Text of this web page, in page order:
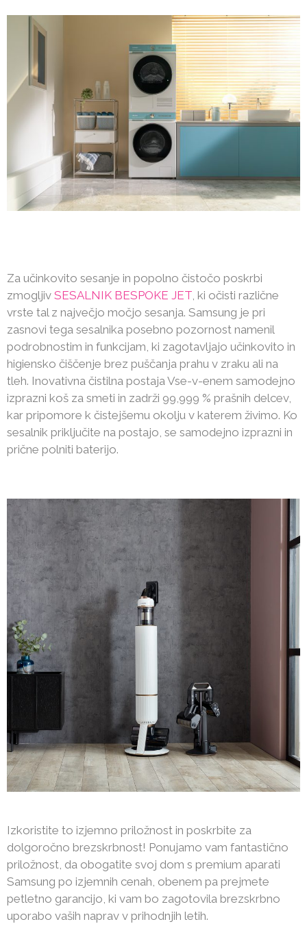
Za učinkovito sesanje in popolno čistočo poskrbi
zmogljiv SESALNIK BESPOKE JET , ki očisti različne
vrste tal z največjo močjo sesanja. Samsung je pri
zasnovi tega sesalnika posebno pozornost namenil
podrobnostim in funkcijam, ki zagotavljajo učinkovito in
higiensko čiščenje brez puščanja prahu v zraku ali na
tleh. Inovativna čistilna postaja Vse-v-enem samodejno
izprazni koš za smeti in zadrži 99,999 % prašnih delcev,
kar pripomore k čistejšemu okolju v katerem živimo. Ko
sesalnik priključite na postajo, se samodejno izprazni in
prične polniti baterijo.
Izkoristite to izjemno priložnost in poskrbite za
dolgoročno brezskrbnost! Ponujamo vam fantastično
priložnost, da obogatite svoj dom s premium aparati
Samsung po izjemnih cenah, obenem pa prejmete
petletno garancijo, ki vam bo zagotovila brezskrbno
uporabo vaših naprav v prihodnjih letih.